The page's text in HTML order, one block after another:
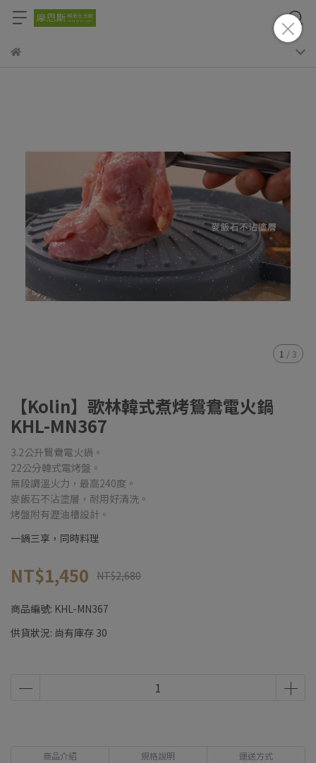
1 / 3
【Kolin】歌林韓式煮烤鴛鴦電火鍋
KHL-MN367
3.2公升鴛鴦電火鍋。
22公分韓式電烤盤。
無段調溫火力，最高240度。
麥飯石不沾塗層，耐用好清洗。
烤盤附有瀝油槽設計。
一鍋三享，同時料理
NT$1,450 NT$2,680
商品編號: KHL-MN367
供貨狀況: 尚有庫存 30
商品介紹 規格說明 運送方式